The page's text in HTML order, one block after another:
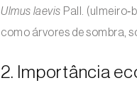
Ulmus laevis Pall.
como árvores de sombra,
2. Importância